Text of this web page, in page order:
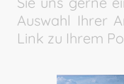
Auswahl Ihrer
Link zu Ihrem